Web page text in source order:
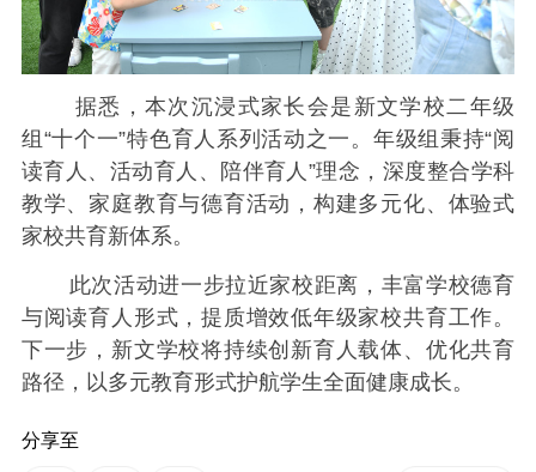
据悉，本次沉浸式家长会是新文学校二年级
组“十个一”特色育人系列活动之一。年级组秉持“阅
读育人、活动育人、陪伴育人”理念，深度整合学科
教学、家庭教育与德育活动，构建多元化、体验式
家校共育新体系。
此次活动进一步拉近家校距离，丰富学校德育
与阅读育人形式，提质增效低年级家校共育工作。
下一步，新文学校将持续创新育人载体、优化共育
路径，以多元教育形式护航学生全面健康成长。
分享至